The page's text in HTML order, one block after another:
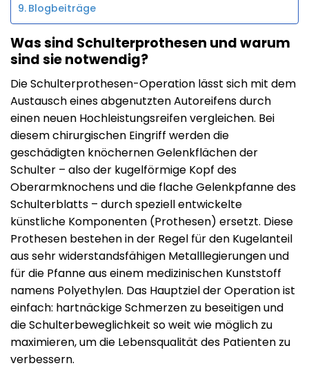
Blogbeiträge
Was sind Schulterprothesen und warum
sind sie notwendig?
Die Schulterprothesen-Operation lässt sich mit dem
Austausch eines abgenutzten Autoreifens durch
einen neuen Hochleistungsreifen vergleichen. Bei
diesem chirurgischen Eingriff werden die
geschädigten knöchernen Gelenkflächen der
Schulter – also der kugelförmige Kopf des
Oberarmknochens und die flache Gelenkpfanne des
Schulterblatts – durch speziell entwickelte
künstliche Komponenten (Prothesen) ersetzt. Diese
Prothesen bestehen in der Regel für den Kugelanteil
aus sehr widerstandsfähigen Metalllegierungen und
für die Pfanne aus einem medizinischen Kunststoff
namens Polyethylen. Das Hauptziel der Operation ist
einfach: hartnäckige Schmerzen zu beseitigen und
die Schulterbeweglichkeit so weit wie möglich zu
maximieren, um die Lebensqualität des Patienten zu
verbessern.